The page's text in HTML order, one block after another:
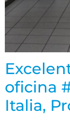
oficina
Italia,